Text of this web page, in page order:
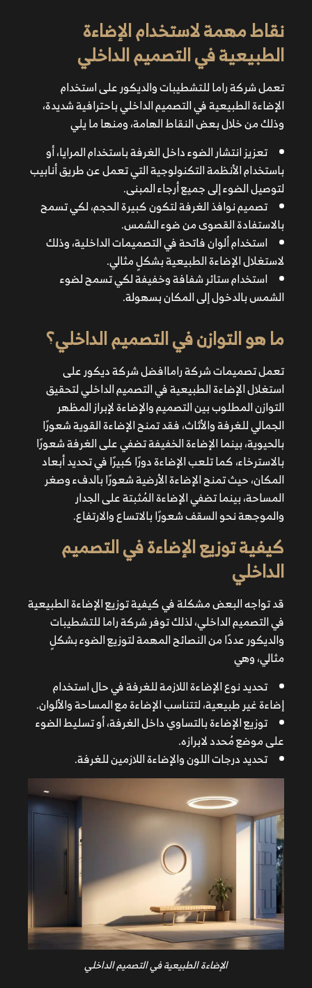
تعزيز انتشار الضوء داخل الغرفة باستخدام المرايا، أو
باستخدام الأنظمة التكنولوجية التي تعمل عن طريق أنابيب
لتوصيل الضوء إلى جميع أرجاء المبنى.
بالاستفادة القصوى من ضوء الشمس.
استخدام ألوان فاتحة في التصميمات الداخلية، وذلك
لاستغلال الإضاءة الطبيعية بشكلٍ مثالي.
استخدام ستائر شفافة وخفيفة لكي تسمح لضوء الشمس
بالدخول إلى المكان بسهولة.
تحديد نوع الإضاءة اللازمة للغرفة في حال استخدام إضاءة
غير طبيعية، لتتناسب الإضاءة مع المساحة والألوان.
موضع مُحدد لابرازه.
تحديد درجات اللون والإضاءة اللازمين للغرفة.
الإضاءة الطبيعية في التصميم الداخلي
نقاط مهمة لاستخدام الإضاءة
الطبيعية في التصميم الداخلي
تعمل شركةراماللتشطيبات والديكور على استخدام
الإضاءة الطبيعية في التصميم الداخليباحترافية شديدة،
وذلك من خلال بعض النقاط الهامة، ومنها ما يلي
تعزيز انتشار الضوء داخل الغرفة باستخدام المرايا، أو
باستخدام الأنظمة التكنولوجية التي تعمل عن طريق أنابيب
لتوصيل الضوء إلى جميع أرجاء المبنى.
تصميم نوافذ الغرفة لتكون كبيرة الحجم، لكي تسمح
بالاستفادة القصوى من ضوء الشمس.
استخدام ألوان فاتحة في التصميمات الداخلية، وذلك
لاستغلال الإضاءة الطبيعية بشكلٍ مثالي.
استخدام ستائر شفافة وخفيفة لكي تسمح لضوء
الشمس بالدخول إلى المكان بسهولة.
ما هو التوازن في التصميم الداخلي؟
تعمل تصميمات شركةراماافضل شركة ديكورعلى
استغلالالإضاءة الطبيعية في التصميم الداخليلتحقيق
التوازن المطلوب بين التصميم والإضاءة لإبراز المظهر
الجمالي للغرفة والأثاث، فقد تمنح الإضاءة القوية شعورًا
بالحيوية، بينما الإضاءة الخفيفة تضفي على الغرفة شعورًا
بالاسترخاء، كما تلعب الإضاءة دورًا كبيرًا في تحديد أبعاد
المكان، حيث تمنح الإضاءة الأرضية شعورًا بالدفء وصغر
المساحة، بينما تضفي الإضاءة المُثبتة على الجدار
والموجهة نحو السقف شعورًا بالاتساع والارتفاع.
كيفية توزيع الإضاءة في التصميم
الداخلي
قد تواجه البعض مشكلة في كيفية توزيعالإضاءة الطبيعية
في التصميم الداخلي، لذلك توفر شركةراماللتشطيبات
والديكور عددًا من النصائح المهمة لتوزيع الضوء بشكلٍ
مثالي، وهي
تحديد نوع الإضاءة اللازمة للغرفة في حال استخدام
إضاءة غير طبيعية، لتتناسب الإضاءة مع المساحة والألوان.
توزيع الإضاءة بالتساوي داخل الغرفة، أو تسليط الضوء
على موضع مُحدد لابرازه.
تحديد درجات اللون والإضاءة اللازمين للغرفة.
الإضاءة الطبيعية في التصميم الداخلي